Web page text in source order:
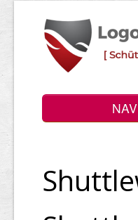
Login